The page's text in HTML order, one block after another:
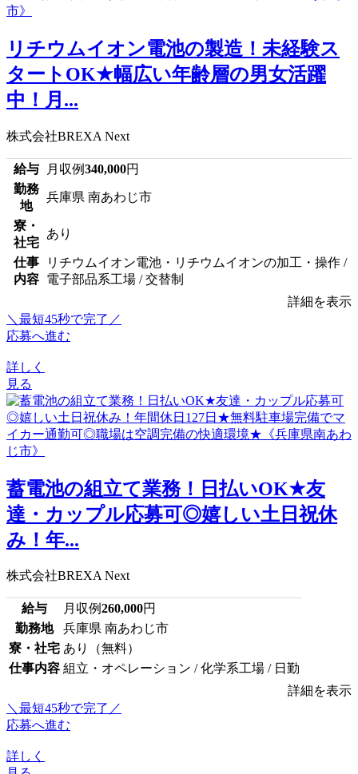
リチウムイオン電池の製造！未経験ス
タートOK★幅広い年齢層の男女活躍
中！月...
株式会社BREXA Next
給与 月収例340,000円
勤務
地
兵庫県 南あわじ市
寮・
社宅
あり
仕事
内容
リチウムイオン電池・リチウムイオンの加工・操作 /
電子部品系工場 / 交替制
詳細を表示
＼最短45秒で完了／
応募へ進む
詳しく
見る
蓄電池の組立て業務！日払いOK★友
達・カップル応募可◎嬉しい土日祝休
み！年...
株式会社BREXA Next
給与 月収例260,000円
勤務地
兵庫県 南あわじ市
寮・社宅 あり（無料）
仕事内容 組立・オペレーション / 化学系工場 / 日勤
詳細を表示
＼最短45秒で完了／
応募へ進む
詳しく